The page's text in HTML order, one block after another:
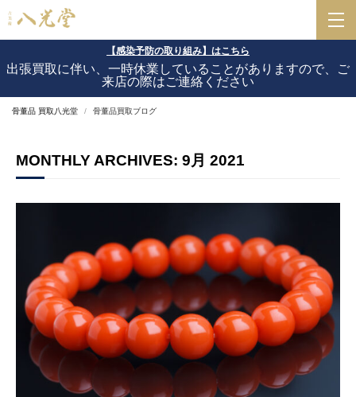
【感染予防の取り組み】はこちら
出張買取に伴い、一時休業していることがありますので、ご
来店の際はご連絡ください
骨董品 買取八光堂 骨董品買取ブログ
MONTHLY ARCHIVES: 9月 2021